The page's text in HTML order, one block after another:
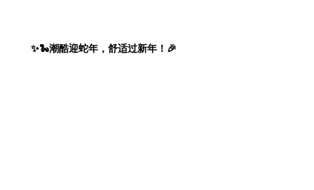
✨🐍潮酷迎蛇年，舒适过新年！🎉